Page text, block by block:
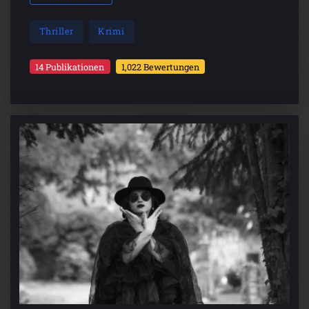
Thriller Krimi
14 Publikationen 1,022 Bewertungen